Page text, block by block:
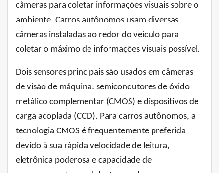
câmeras para coletar informações visuais sobre o
ambiente. Carros autônomos usam diversas
câmeras instaladas ao redor do veículo para
coletar o máximo de informações visuais possível.
Dois sensores principais são usados ​​em câmeras
de visão de máquina: semicondutores de óxido
metálico complementar (CMOS) e dispositivos de
carga acoplada (CCD). Para carros autônomos, a
tecnologia CMOS é frequentemente preferida
devido à sua rápida velocidade de leitura,
eletrônica poderosa e capacidade de